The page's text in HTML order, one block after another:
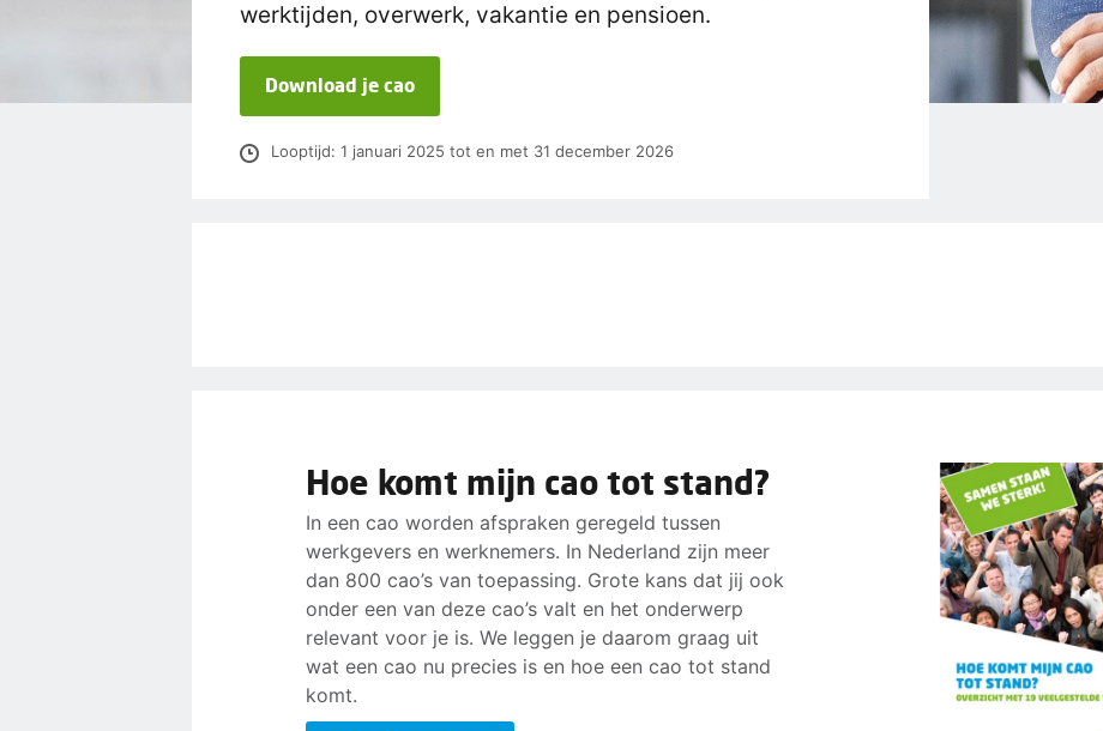
werktijden, overwerk, vakantie en pensioen.
Download je cao
Looptijd: 1 januari 2025 tot en met 31 december 2026
Hoe komt mijn cao tot stand?
In een cao worden afspraken geregeld tussen
werkgevers en werknemers. In Nederland zijn meer
dan 800 cao’s van toepassing. Grote kans dat jij ook
onder een van deze cao’s valt en het onderwerp
relevant voor je is. We leggen je daarom graag uit
wat een cao nu precies is en hoe een cao tot stand
komt.